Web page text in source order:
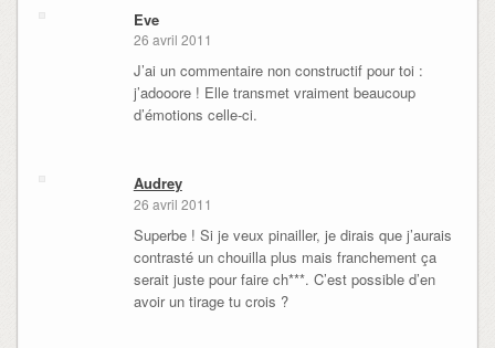
Eve
26 avril 2011
J’ai un commentaire non constructif pour toi :
j’adooore ! Elle transmet vraiment beaucoup
d’émotions celle-ci.
Audrey
26 avril 2011
Superbe ! Si je veux pinailler, je dirais que j’aurais
contrasté un chouilla plus mais franchement ça
serait juste pour faire ch***. C’est possible d’en
avoir un tirage tu crois ?